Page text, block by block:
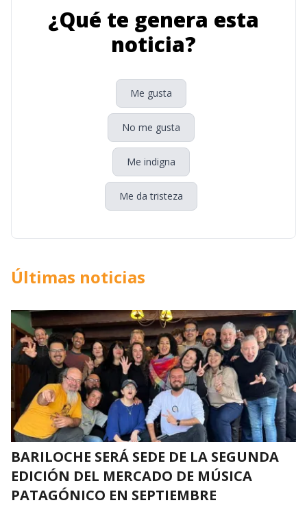
¿Qué te genera esta
noticia?
Me gusta
No me gusta
Me indigna
Me da tristeza
Últimas noticias
BARILOCHE SERÁ SEDE DE LA SEGUNDA
EDICIÓN DEL MERCADO DE MÚSICA
PATAGÓNICO EN SEPTIEMBRE